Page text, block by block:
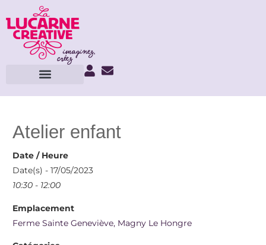
Atelier enfant
Date / Heure
Date(s) - 17/05/2023
10:30 - 12:00
Emplacement
Ferme Sainte Geneviève, Magny Le Hongre